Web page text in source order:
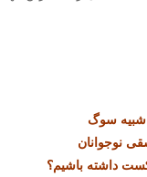
سوگ
نوجوانان
داشته باشیم؟